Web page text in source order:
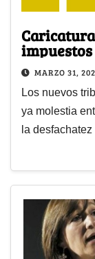
impuestos
MARZO 31,
Los nuevos
ya molestia
la